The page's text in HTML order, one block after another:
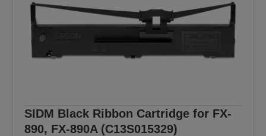
SIDM Black Ribbon Cartridge for FX-
890, FX-890A (C13S015329)